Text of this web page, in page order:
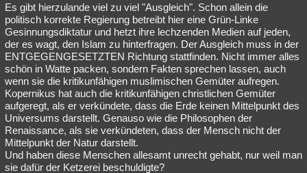
Es gibt hierzulande viel zu viel "Ausgleich". Schon allein die
politisch korrekte Regierung betreibt hier eine Grün-Linke
Gesinnungsdiktatur und hetzt ihre lechzenden Medien auf jeden,
der es wagt, den Islam zu hinterfragen. Der Ausgleich muss in der
ENTGEGENGESETZTEN Richtung stattfinden. Nicht immer alles
schön in Watte packen, sondern Fakten sprechen lassen, auch
wenn sie die kritikunfähigen muslimischen Gemüter aufregen.
Kopernikus hat auch die kritikunfähigen christlichen Gemüter
aufgeregt, als er verkündete, dass die Erde keinen Mittelpunkt des
Universums darstellt. Genauso wie die Philosophen der
Renaissance, als sie verkündeten, dass der Mensch nicht der
Mittelpunkt der Natur darstellt.
Und haben diese Menschen allesamt unrecht gehabt, nur weil man
sie dafür der Ketzerei beschuldigte?